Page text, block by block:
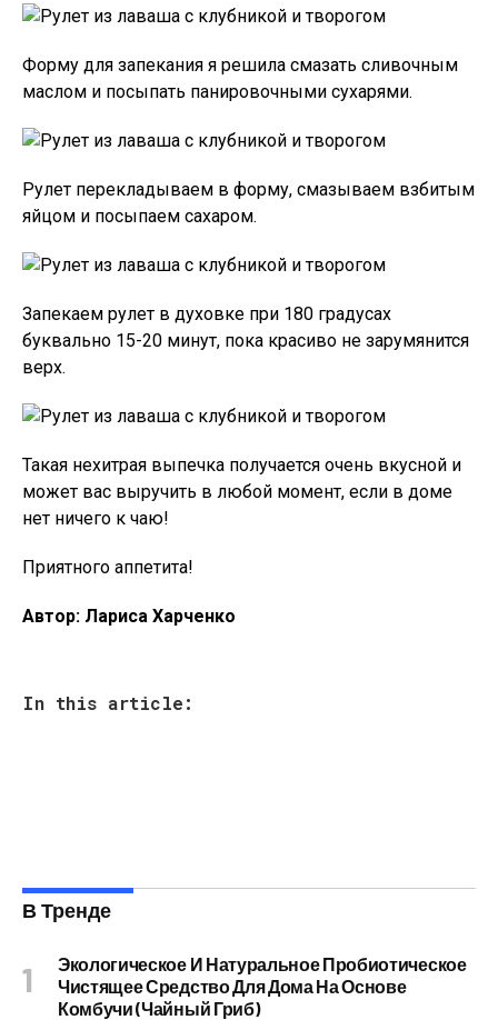
Форму для запекания я решила смазать сливочным
маслом и посыпать панировочными сухарями.
Рулет перекладываем в форму, смазываем взбитым
яйцом и посыпаем сахаром.
Запекаем рулет в духовке при 180 градусах
буквально 15-20 минут, пока красиво не зарумянится
верх.
Такая нехитрая выпечка получается очень вкусной и
может вас выручить в любой момент, если в доме
нет ничего к чаю!
Приятного аппетита!
Автор: Лариса Харченко
In this article:
В Тренде
Экологическое И Натуральное Пробиотическое
Чистящее Средство Для Дома На Основе
Комбучи (чайный Гриб)